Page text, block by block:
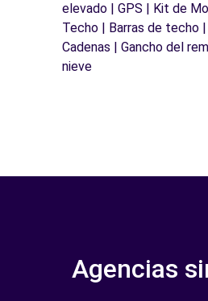
elevado | GPS | Kit de
Techo | Barras de techo
Cadenas | Gancho del
nieve
Agencias